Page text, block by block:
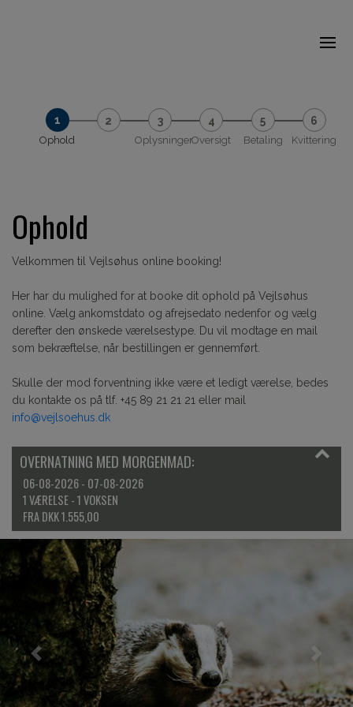
Ophold OplysningerOversigt Betaling Kvittering
Ophold
Velkommen til Vejlsøhus online booking!
Her har du mulighed for at booke dit ophold på Vejlsøhus
online. Vælg ankomstdato og afrejsedato nedenfor og vælg
derefter den ønskede værelsestype. Du vil modtage en mail
som bekræftelse, når bestillingen er gennemført.
Skulle der mod forventning ikke være et ledigt værelse, bedes
du kontakte os på tlf. +45 89 21 21 21 eller mail
info@vejlsoehus.dk
OVERNATNING MED MORGENMAD:
06-08-2026 - 07-08-2026
1 VÆRELSE -1VOKSEN
FRA DKK 1.555,00
Previous Next